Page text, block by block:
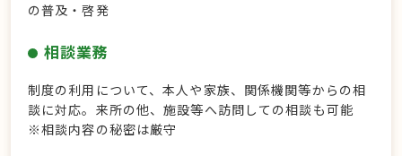
の普及・啓発
相談業務
制度の利用について、本人や家族、関係機関等からの相
談に対応。来所の他、施設等へ訪問しての相談も可能
※相談内容の秘密は厳守